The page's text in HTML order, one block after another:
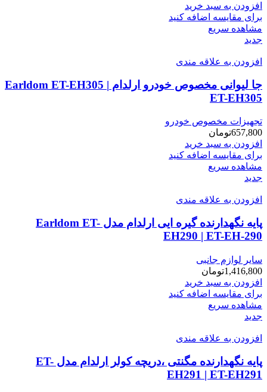
افزودن به سبد خرید
برای مقایسه اضافه کنید
مشاهده سریع
جدید
افزودن به علاقه مندی
جا لیوانی مخصوص خودرو ارلدام Earldom ET-EH305 |
ET-EH305
تجهیزات مخصوص خودرو
657,800تومان
افزودن به سبد خرید
برای مقایسه اضافه کنید
مشاهده سریع
جدید
افزودن به علاقه مندی
پایه نگهدارنده گیره ایی ارلدام مدل Earldom ET-
EH290 | ET-EH-290
سایر لوازم جانبی
1,416,800تومان
افزودن به سبد خرید
برای مقایسه اضافه کنید
مشاهده سریع
جدید
افزودن به علاقه مندی
پایه نگهدارنده مگنتی ،دریچه کولر ارلدام مدل ET-
EH291 | ET-EH291